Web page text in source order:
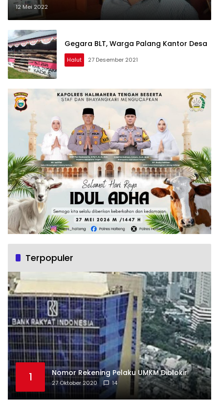
12 Mei 2022
Gegara BLT, Warga Palang Kantor Desa
Halut 27 Desember 2021
Terpopuler
1 Nomor Rekening Pelaku UMKM Diblokir
27 Oktober 2020 14